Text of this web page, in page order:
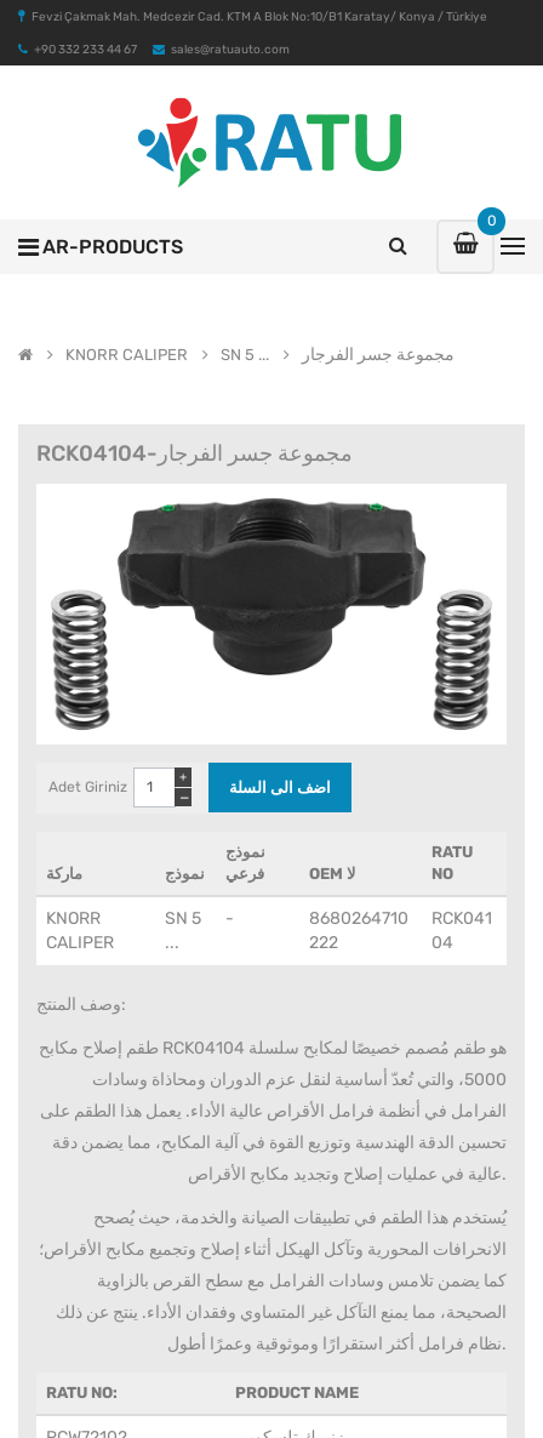
Fevzi Çakmak Mah. Medcezir Cad. KTM A Blok No:10/B1 Karatay/ Konya / Türkiye
+90 332 233 44 67 sales@ratuauto.com
0
AR-PRODUCTS
KNORR CALIPER SN 5 ... مجموعة جسر الفرجار
RCK04104-مجموعة جسر الفرجار
Adet Giriniz
−
+
ماركة نموذج
نموذج
فرعي
OEM لا
RATU
NO
KNORR
CALIPER
SN 5
...
-
8680264710
222
RCK041
04
وصف المنتج:
طقم إصلاح مكابح RCK04104 هو طقم مُصمم خصيصًا لمكابح سلسلة
5000، والتي تُعدّ أساسية لنقل عزم الدوران ومحاذاة وسادات
الفرامل في أنظمة فرامل الأقراص عالية الأداء. يعمل هذا الطقم على
تحسين الدقة الهندسية وتوزيع القوة في آلية المكابح، مما يضمن دقة
عالية في عمليات إصلاح وتجديد مكابح الأقراص.
يُستخدم هذا الطقم في تطبيقات الصيانة والخدمة، حيث يُصحح
الانحرافات المحورية وتآكل الهيكل أثناء إصلاح وتجميع مكابح الأقراص؛
كما يضمن تلامس وسادات الفرامل مع سطح القرص بالزاوية
الصحيحة، مما يمنع التآكل غير المتساوي وفقدان الأداء. ينتج عن ذلك
نظام فرامل أكثر استقرارًا وموثوقية وعمرًا أطول.
RATU NO: PRODUCT NAME